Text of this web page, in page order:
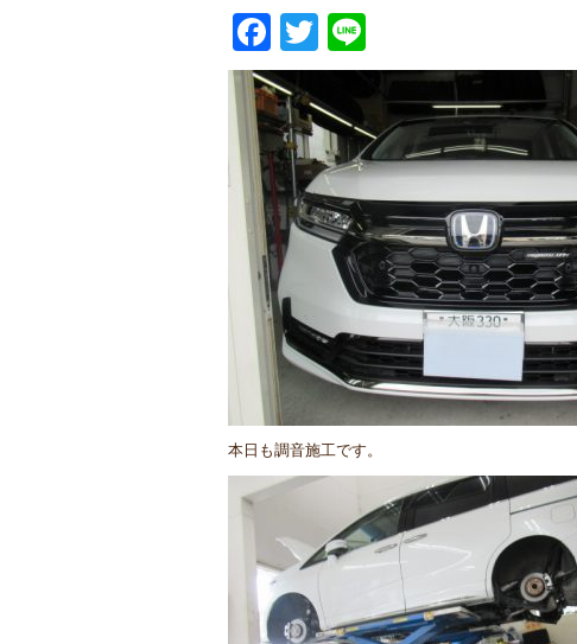
Facebook
Twitter
本日も調音施工です。